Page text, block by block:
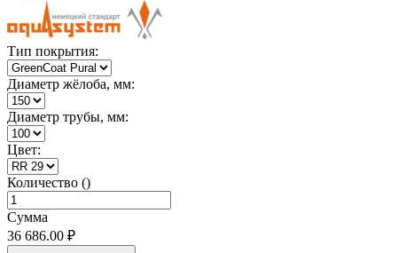
Тип покрытия:
Диаметр жёлоба, мм:
Диаметр трубы, мм:
Цвет:
Количество ()
Сумма
36 686.00 ₽